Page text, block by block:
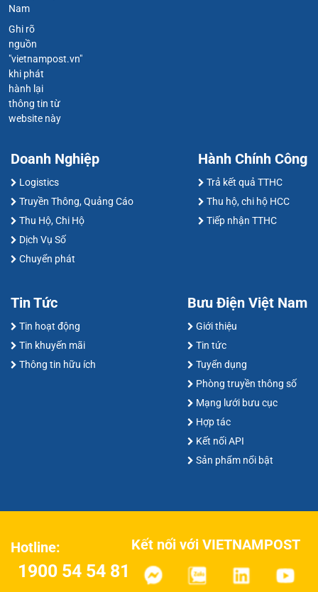
Nam
Ghi rõ
nguồn
"vietnampost.vn"
khi phát
hành lại
thông tin từ
website này
Doanh Nghiệp
Logistics
Truyền Thông, Quảng Cáo
Thu Hộ, Chi Hộ
Dịch Vụ Số
Chuyển phát
Hành Chính Công
Trả kết quả TTHC
Thu hộ, chi hộ HCC
Tiếp nhận TTHC
Tin Tức
Tin hoạt động
Tin khuyến mãi
Thông tin hữu ích
Bưu Điện Việt Nam
Giới thiệu
Tin tức
Tuyển dụng
Phòng truyền thông số
Mạng lưới bưu cục
Hợp tác
Kết nối API
Sản phẩm nổi bật
Hotline:
1900 54 54 81
Kết nối với VIETNAMPOST